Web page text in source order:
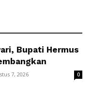
Bupati Hermus
7, 2026 0